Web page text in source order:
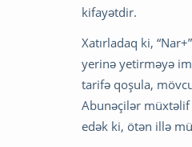
kifayətdir.
Xatırladaq ki,
yerinə yetirməyə
tarifə qoşula,
Abunəçilər müxtəlif
edək ki, ötən illə